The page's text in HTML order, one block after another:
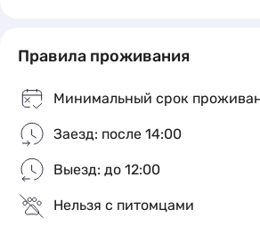
Правила проживания
Минимальный срок
Заезд: после 14:00
Выезд: до 12:00
Нельзя с питомцами